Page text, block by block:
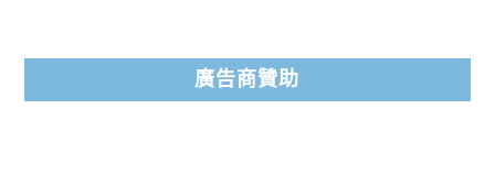
廣告商贊助